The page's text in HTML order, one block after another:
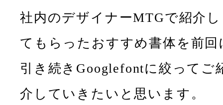
社内のデザイナーMTGで紹介し
てもらったおすすめ書体を前回
引き続きGooglefontに絞ってご
介していきたいと思います。